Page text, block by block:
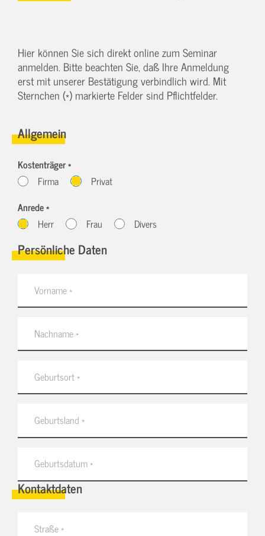
Hier können Sie sich direkt online zum Seminar
anmelden. Bitte beachten Sie, daß Ihre Anmeldung
erst mit unserer Bestätigung verbindlich wird. Mit
Sternchen (*) markierte Felder sind Pflichtfelder.
Allgemein
Kostenträger *
Firma
Privat
Anrede *
Herr
Frau Divers
Persönliche Daten
Kontaktdaten